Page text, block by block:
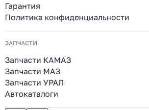
Гарантия
Политика конфиденциальности
ЗАПЧАСТИ
Запчасти КАМАЗ
Запчасти МАЗ
Запчасти УРАЛ
Автокаталоги